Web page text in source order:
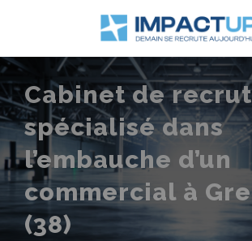
Cabinet de
spécialisé dans
l’embauche d’un
commercial à
(38)